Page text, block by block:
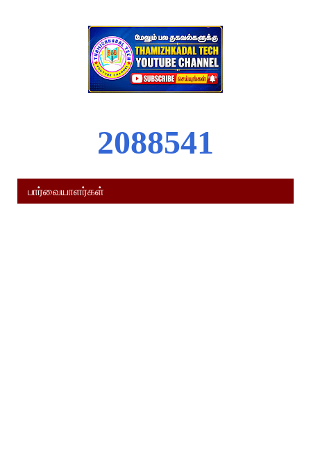
2088541
பார்வையாளர்கள்